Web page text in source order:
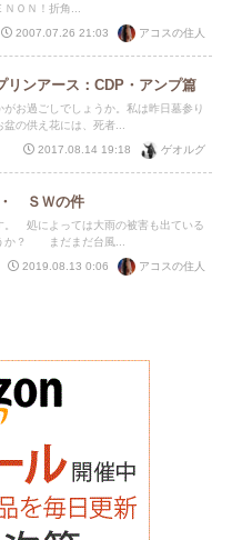
ＯＮ！折角...
2007.07.26 21:03
アコスの住人
リンアース：CDP・アンプ篇
お過ごしでしょうか。私は昨日墓参り
盆の供え花には、死者...
2017.08.14 19:18
ゲオルグ
ＳＷの件
。 処によっては大雨の被害も出ている
か？ まだまだ台風...
2019.08.13 0:06
アコスの住人